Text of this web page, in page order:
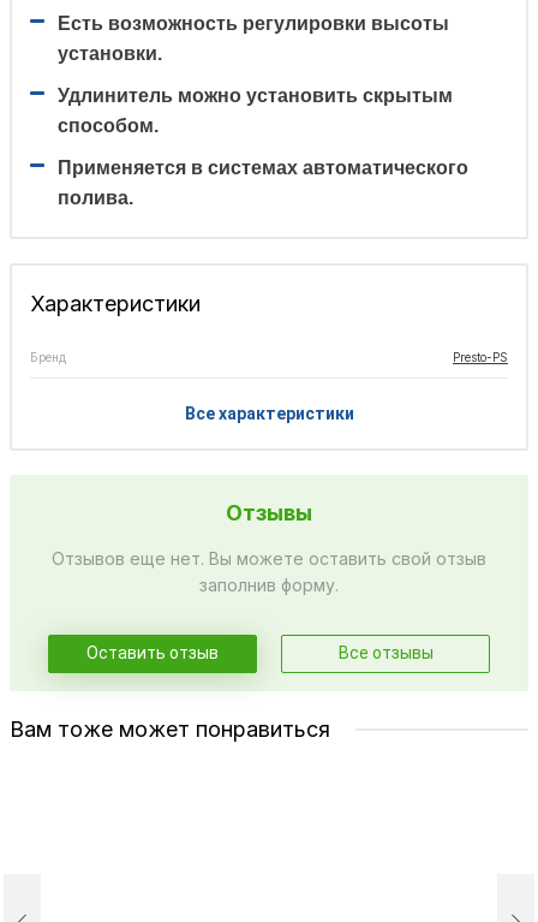
Есть возможность регулировки высоты
установки.
Удлинитель можно установить скрытым
способом.
Применяется в системах автоматического
полива.
Характеристики
Бренд Presto-PS
Все характеристики
Отзывы
Отзывов еще нет. Вы можете оставить свой отзыв
заполнив форму.
Оставить отзыв Все отзывы
Вам тоже может понравиться